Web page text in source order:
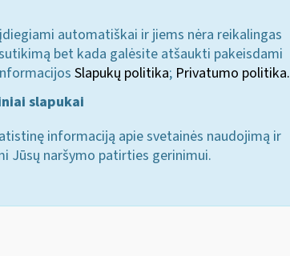
automatiškai ir jiems nėra reikalingas
bet kada galėsite atšaukti pakeisdami
Slapukų politika; Privatumo politika.
slapukai
informaciją apie svetainės naudojimą ir
Jūsų naršymo patirties gerinimui.